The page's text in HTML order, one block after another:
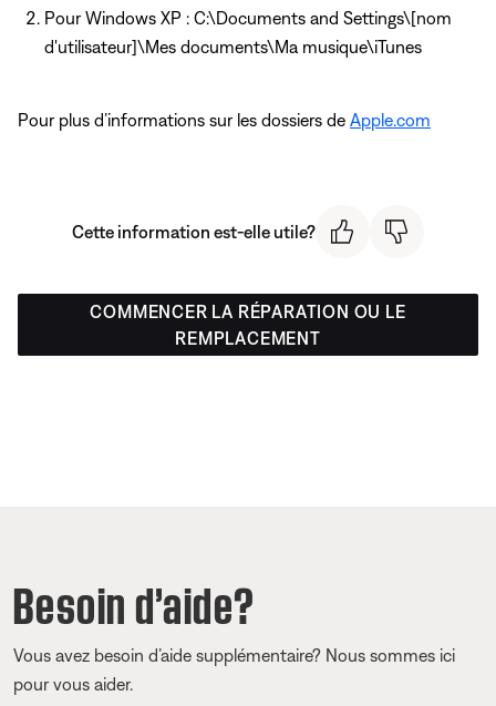
Pour Windows XP : C:\Documents and Settings\[nom
d'utilisateur]\Mes documents\Ma musique\iTunes
Pour plus d’informations sur les dossiers de Apple.com
Cette information est-elle utile?
COMMENCER LA RÉPARATION OU LE
REMPLACEMENT
Besoin d’aide?
Vous avez besoin d’aide supplémentaire? Nous sommes ici
pour vous aider.